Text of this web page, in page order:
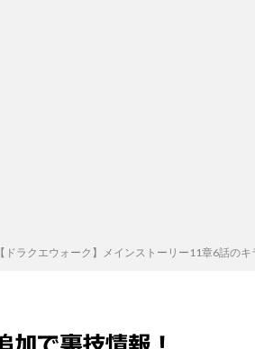
【ドラクエウォーク】メインストーリー11章6話の